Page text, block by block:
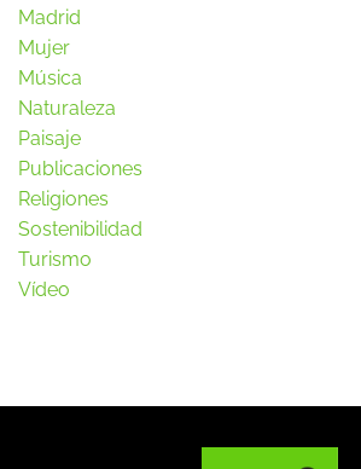
Madrid
Mujer
Música
Naturaleza
Paisaje
Publicaciones
Religiones
Sostenibilidad
Turismo
Vídeo